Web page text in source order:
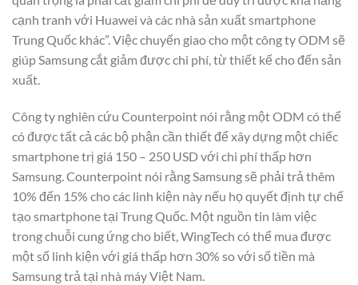
cạnh tranh với Huawei và các nhà sản xuất smartphone
Trung Quốc khác”. Việc chuyển giao cho một công ty ODM sẽ
giúp Samsung cắt giảm được chi phí, từ thiết kế cho đến sản
xuất.
Công ty nghiên cứu Counterpoint nói rằng một ODM có thể
có được tất cả các bộ phận cần thiết để xây dựng một chiếc
smartphone trị giá 150 – 250 USD với chi phí thấp hơn
Samsung. Counterpoint nói rằng Samsung sẽ phải trả thêm
10% đến 15% cho các linh kiện này nếu họ quyết định tự chế
tạo smartphone tại Trung Quốc. Một nguồn tin làm việc
trong chuỗi cung ứng cho biết, WingTech có thể mua được
một số linh kiện với giá thấp hơn 30% so với số tiền mà
Samsung trả tại nhà máy Việt Nam.